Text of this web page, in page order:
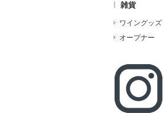
雑貨
ワイングッズ
オープナー